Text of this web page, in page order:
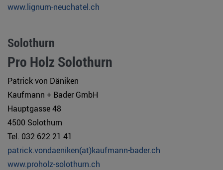
www.lignum-neuchatel.ch
Solothurn
Pro Holz Solothurn
Patrick von Däniken
Kaufmann + Bader GmbH
Hauptgasse 48
4500 Solothurn
Tel. 032 622 21 41
patrick.vondaeniken(at)kaufmann-bader.ch
www.proholz-solothurn.ch